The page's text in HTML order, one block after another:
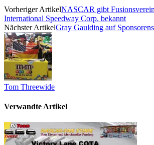
Vorheriger ArtikelNASCAR gibt
International Speedway Corp. bekannt
Nächster ArtikelGray Gaulding auf
Tom Threewide
Verwandte Artikel